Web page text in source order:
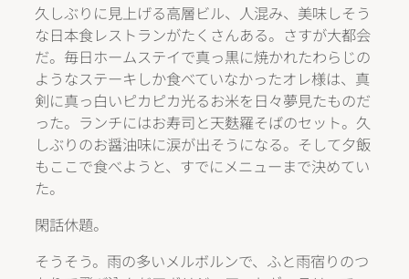
久しぶりに見上げる高層ビル、人混み、美味しそう
な日本食レストランがたくさんある。さすが大都会
だ。毎日ホームステイで真っ黒に焼かれたわらじの
ようなステーキしか食べていなかったオレ様は、真
剣に真っ白いピカピカ光るお米を日々夢見たものだ
った。ランチにはお寿司と天麩羅そばのセット。久
しぶりのお醤油味に涙が出そうになる。そして夕飯
もここで食べようと、すでにメニューまで決めてい
た。
閑話休題。
そうそう。雨の多いメルボルンで、ふと雨宿りのつ